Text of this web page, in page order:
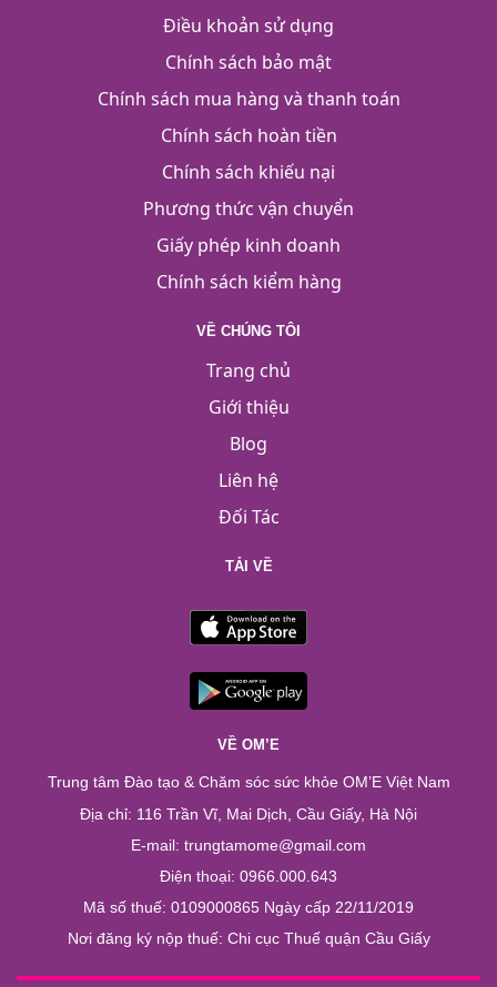
Điều khoản sử dụng
Chính sách bảo mật
Chính sách mua hàng và thanh toán
Chính sách hoàn tiền
Chính sách khiếu nại
Phương thức vận chuyển
Giấy phép kinh doanh
Chính sách kiểm hàng
VỀ CHÚNG TÔI
Trang chủ
Giới thiệu
Blog
Liên hệ
Đối Tác
TẢI VỀ
VỀ OM’E
Trung tâm Đào tạo & Chăm sóc sức khỏe OM’E Việt Nam
Địa chỉ: 116 Trần Vĩ, Mai Dịch, Cầu Giấy, Hà Nội
E-mail: trungtamome@gmail.com
Điện thoại: 0966.000.643
Mã số thuế: 0109000865 Ngày cấp 22/11/2019
Nơi đăng ký nộp thuế: Chi cục Thuế quận Cầu Giấy